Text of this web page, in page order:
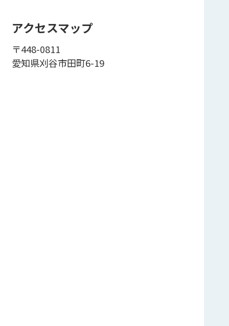
アクセスマップ
〒448-0811
愛知県刈谷市田町6-19